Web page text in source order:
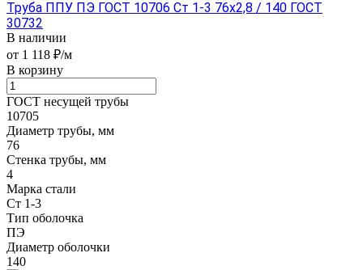
Труба ППУ ПЭ ГОСТ 10706 Ст 1-3 76x2,8 / 140 ГОСТ
30732
В наличии
от 1 118 ₽/м
В корзину
ГОСТ несущей трубы
10705
Диаметр трубы, мм
76
Стенка трубы, мм
4
Марка стали
Ст 1-3
Тип оболочка
ПЭ
Диаметр оболочки
140